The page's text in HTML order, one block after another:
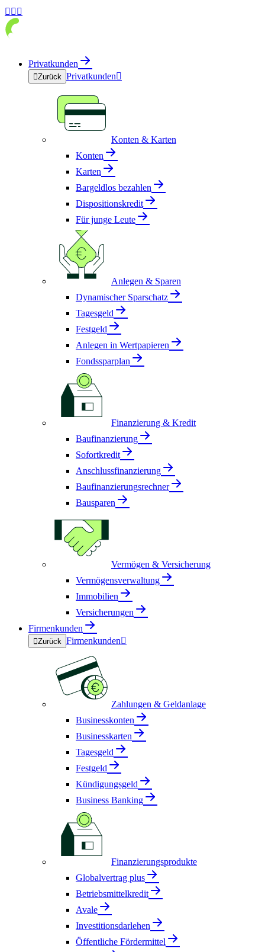
  
Privatkunden
Zurück Privatkunden
Konten & Karten
Konten
Karten
Bargeldlos bezahlen
Dispositionskredit
Für junge Leute
Anlegen & Sparen
Dynamischer Sparschatz
Tagesgeld
Festgeld
Anlegen in Wertpapieren
Fondssparplan
Finanzierung & Kredit
Baufinanzierung
Sofortkredit
Anschlussfinanzierung
Baufinanzierungsrechner
Bausparen
Vermögen & Versicherung
Vermögensverwaltung
Immobilien
Versicherungen
Firmenkunden
Zurück Firmenkunden
Zahlungen & Geldanlage
Businesskonten
Businesskarten
Tagesgeld
Festgeld
Kündigungsgeld
Business Banking
Finanzierungsprodukte
Globalvertrag plus
Betriebsmittelkredit
Avale
Investitionsdarlehen
Öffentliche Fördermittel